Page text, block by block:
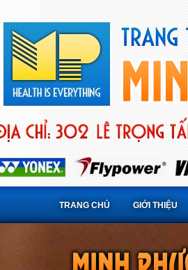
TRANG CHỦ GIỚI THIỆU